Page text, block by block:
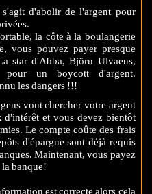
d'abolir de l'argent pour
la côte à la boulangerie
vous pouvez payer presque
star d'Abba, Björn Ulvaeus,
un boycott d'argent.
les dangers !!!
vont chercher votre argent
et vous devez bientôt
Le compte coûte des frais
d'épargne sont déjà requis
Maintenant, vous payez
la banque!
est correcte alors cela